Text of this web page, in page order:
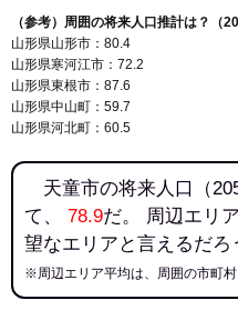
（参考）周囲の将来人口推計は？（
山形県山形市：80.4
山形県寒河江市：72.2
山形県東根市：87.6
山形県中山町：59.7
山形県河北町：60.5
天童市の将来人口（
て、 78.9だ。 周辺エリ
望なエリアと言えるだろ
※周辺エリア平均は、周囲の市町